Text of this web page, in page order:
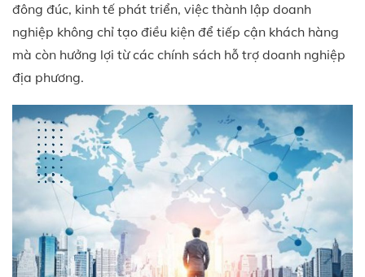
đông đúc, kinh tế phát triển, việc thành lập doanh
nghiệp không chỉ tạo điều kiện để tiếp cận khách hàng
mà còn hưởng lợi từ các chính sách hỗ trợ doanh nghiệp
địa phương.